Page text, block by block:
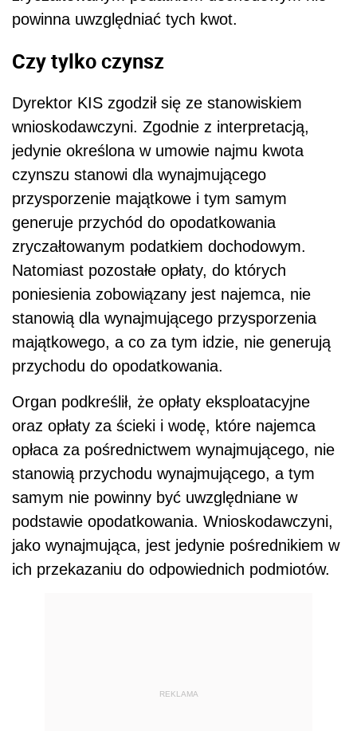
powinna uwzględniać tych kwot.
Czy tylko czynsz
Dyrektor KIS zgodził się ze stanowiskiem
wnioskodawczyni. Zgodnie z interpretacją,
jedynie określona w umowie najmu kwota
czynszu stanowi dla wynajmującego
przysporzenie majątkowe i tym samym
generuje przychód do opodatkowania
zryczałtowanym podatkiem dochodowym.
Natomiast pozostałe opłaty, do których
poniesienia zobowiązany jest najemca, nie
stanowią dla wynajmującego przysporzenia
majątkowego, a co za tym idzie, nie generują
przychodu do opodatkowania.
Organ podkreślił, że opłaty eksploatacyjne
oraz opłaty za ścieki i wodę, które najemca
opłaca za pośrednictwem wynajmującego, nie
stanowią przychodu wynajmującego, a tym
samym nie powinny być uwzględniane w
podstawie opodatkowania. Wnioskodawczyni,
jako wynajmująca, jest jedynie pośrednikiem w
ich przekazaniu do odpowiednich podmiotów.
REKLAMA